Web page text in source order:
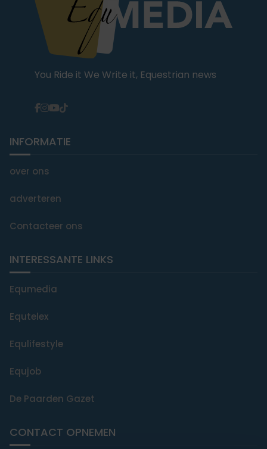
You Ride it We Write it, Equestrian news
INFORMATIE
over ons
adverteren
Contacteer ons
INTERESSANTE LINKS
Equmedia
Equtelex
Equlifestyle
Equjob
De Paarden Gazet
CONTACT OPNEMEN